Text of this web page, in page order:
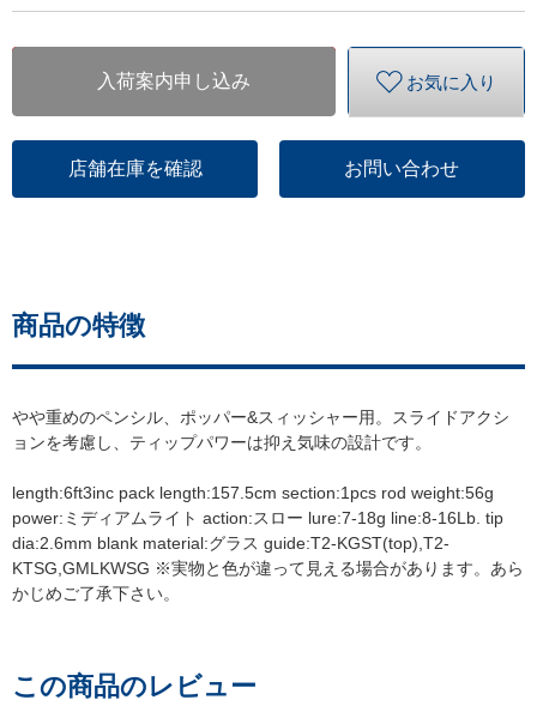
入荷案内申し込み お気に入り
店舗在庫を確認 お問い合わせ
商品の特徴
重めのペンシル、ポッパー&スィッシャー用。スライドアクシ
ョンを考慮し、ティップパワーは抑え気味の設計です。
length:6ft3inc pack length:157.5cm section:1pcs rod weight:56g
power:ミディアムライト action:スロー lure:7-18g line:8-16Lb. tip
dia:2.6mm blank material:グラス guide:T2-KGST(top),T2-
KTSG,GMLKWSG ※実物と色が違って見える場合があります。あら
かじめご了承下さい。
この商品のレビュー